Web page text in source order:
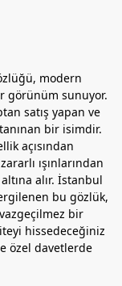
modern
görünüm sunuyor.
satış yapan ve
bir isimdir.
açısından
ışınlarından
alır. İstanbul
bu gözlük,
bir
hissedeceğiniz
özel davetlerde